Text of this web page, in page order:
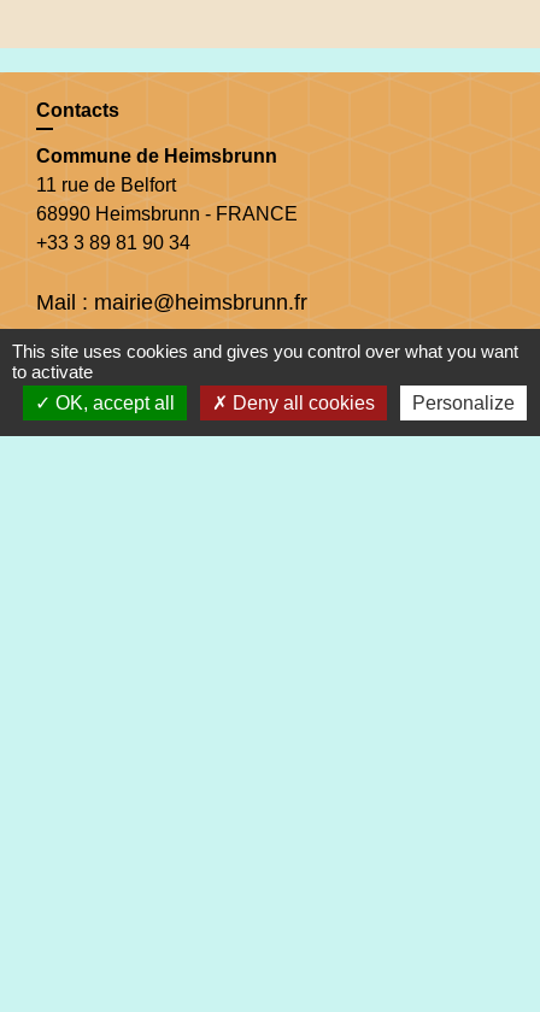
Contacts
Commune de Heimsbrunn
11 rue de Belfort
68990 Heimsbrunn - FRANCE
+33 3 89 81 90 34
Mail : mairie@heimsbrunn.fr
Horaires d'ouverture:
Jusqu'au 31 août :
This site uses cookies and gives you control over what you want
to activate
OK, accept all
Deny all cookies Personalize